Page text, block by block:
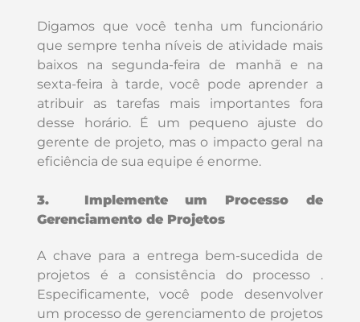
Digamos que você tenha um funcionário
que sempre tenha níveis de atividade mais
baixos na segunda-feira de manhã e na
sexta-feira à tarde, você pode aprender a
atribuir as tarefas mais importantes fora
desse horário. É um pequeno ajuste do
gerente de projeto, mas o impacto geral na
eficiência de sua equipe é enorme.
3. Implemente um Processo de
Gerenciamento de Projetos
A chave para a entrega bem-sucedida de
projetos é a consistência do processo .
Especificamente, você pode desenvolver
um processo de gerenciamento de projetos